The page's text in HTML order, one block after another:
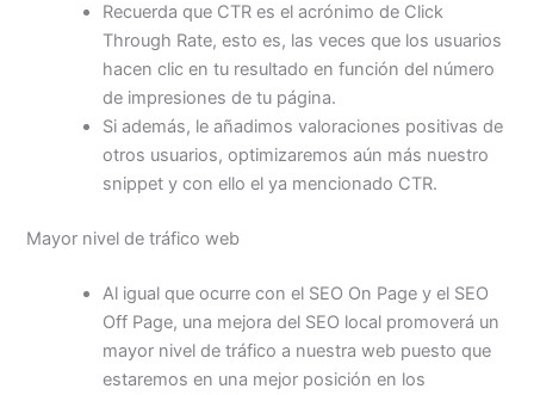
Recuerda que CTR es el acrónimo de Click
Through Rate, esto es, las veces que los usuarios
hacen clic en tu resultado en función del número
de impresiones de tu página.
Si además, le añadimos valoraciones positivas de
otros usuarios, optimizaremos aún más nuestro
snippet y con ello el ya mencionado CTR.
Mayor nivel de tráfico web
Al igual que ocurre con el SEO On Page y el SEO
Off Page, una mejora del SEO local promoverá un
mayor nivel de tráfico a nuestra web puesto que
estaremos en una mejor posición en los